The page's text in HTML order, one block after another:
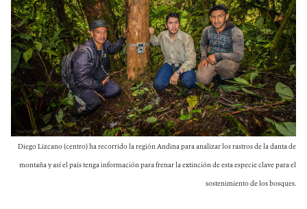
Diego Lizcano (centro) ha recorrido la región Andina para analizar los rastros de la danta de
montaña y así el país tenga información para frenar la extinción de esta especie clave para el
sostenimiento de los bosques.